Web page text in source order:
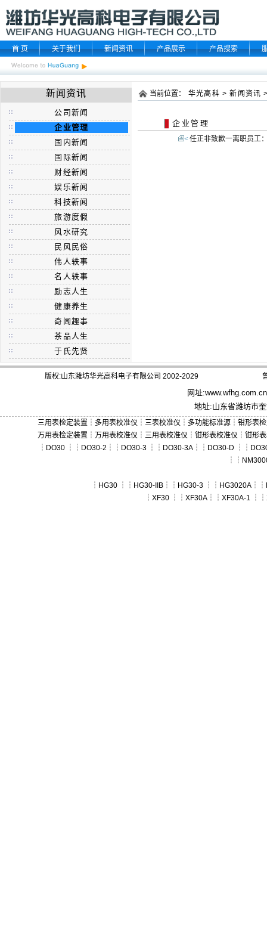
首 页 关于我们 新闻资讯 产品展示 产品搜索
新闻资讯
公司新闻
企业管理
国内新闻
国际新闻
财经新闻
娱乐新闻
科技新闻
旅游度假
风水研究
民风民俗
伟人轶事
名人轶事
励志人生
健康养生
奇闻趣事
茶品人生
于氏先贤
当前位置： 华光高科 >新闻资讯
企业管理
<任正非致歉一离职员工
版权:山东潍坊华光高科电子有限公司 2002-2029
网址:www.wfhg.com.cn
地址:山东省潍坊市
三用表检定装置 ┆ 多用表校准仪 ┆ 三表校准仪 ┆ 多功能标准源 ┆ 钳形表
万用表检定装置 ┆ 万用表校准仪 ┆ 三用表校准仪 ┆ 钳形表校准仪 ┆ 钳形
┆ DO30 ┆┆ DO30-2 ┆┆ DO30-3 ┆┆ DO30-3A ┆┆ DO30-D ┆┆
┆┆
┆ HG30 ┆┆ HG30-IIB ┆┆ HG30-3 ┆┆ HG3020A ┆┆
┆ XF30 ┆┆ XF30A ┆┆ XF30A-1 ┆┆